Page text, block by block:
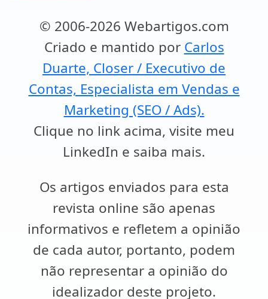
© 2006-2026 Webartigos.com
Criado e mantido por Carlos
Duarte, Closer / Executivo de
Contas, Especialista em Vendas e
Marketing (SEO / Ads).
Clique no link acima, visite meu
LinkedIn e saiba mais.
Os artigos enviados para esta
revista online são apenas
informativos e refletem a opinião
de cada autor, portanto, podem
não representar a opinião do
idealizador deste projeto.